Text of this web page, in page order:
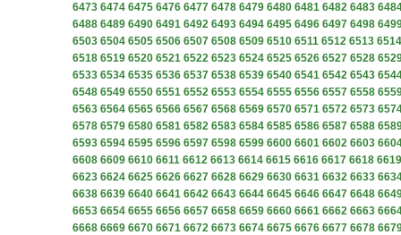
6473 6474 6475 6476 6477 6478 6479 6480 6481 6482 6483
6488 6489 6490 6491 6492 6493 6494 6495 6496 6497 6498
6503 6504 6505 6506 6507 6508 6509 6510 6511 6512 6513 6514
6518 6519 6520 6521 6522 6523 6524 6525 6526 6527 6528
6533 6534 6535 6536 6537 6538 6539 6540 6541 6542 6543
6548 6549 6550 6551 6552 6553 6554 6555 6556 6557 6558
6563 6564 6565 6566 6567 6568 6569 6570 6571 6572 6573
6578 6579 6580 6581 6582 6583 6584 6585 6586 6587 6588
6593 6594 6595 6596 6597 6598 6599 6600 6601 6602 6603
6608 6609 6610 6611 6612 6613 6614 6615 6616 6617 6618 6619
6623 6624 6625 6626 6627 6628 6629 6630 6631 6632 6633
6638 6639 6640 6641 6642 6643 6644 6645 6646 6647 6648
6653 6654 6655 6656 6657 6658 6659 6660 6661 6662 6663
6668 6669 6670 6671 6672 6673 6674 6675 6676 6677 6678